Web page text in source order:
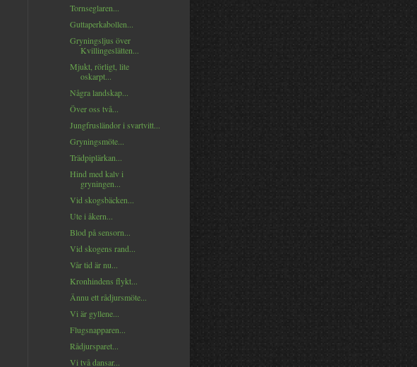
Tornseglaren...
Guttaperkabollen...
Gryningsljus över
Kvillingeslätten...
Mjukt, rörligt, lite
oskarpt...
Några landskap...
Över oss två...
Jungfrusländor i svartvitt...
Gryningsmöte...
Trädpiplärkan...
Hind med kalv i
gryningen...
Vid skogsbäcken...
Ute i åkern...
Blod på sensorn...
Vid skogens rand...
Vår tid är nu...
Kronhindens flykt...
Ännu ett rådjursmöte...
Vi är gyllene...
Flugsnapparen...
Rådjursparet...
Vi två dansar...